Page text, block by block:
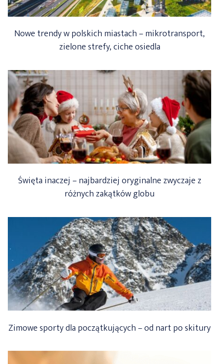
Nowe trendy w polskich miastach – mikrotransport,
zielone strefy, ciche osiedla
Święta inaczej – najbardziej oryginalne zwyczaje z
różnych zakątków globu
Zimowe sporty dla początkujących – od nart po skitury